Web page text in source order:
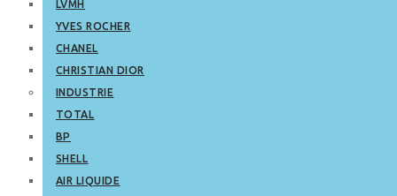
LVMH
YVES ROCHER
CHANEL
CHRISTIAN DIOR
INDUSTRIE
TOTAL
BP
SHELL
AIR LIQUIDE